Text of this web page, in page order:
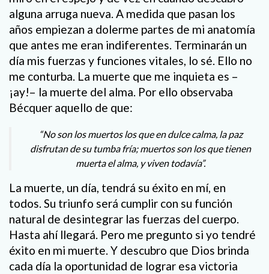
alguna arruga nueva. A medida que pasan los
años empiezan a dolerme partes de mi anatomía
que antes me eran indiferentes. Terminarán un
día mis fuerzas y funciones vitales, lo sé. Ello no
me conturba. La muerte que me inquieta es –
¡ay!– la muerte del alma. Por ello observaba
Bécquer aquello de que:
“No son los muertos los que en dulce calma, la paz
disfrutan de su tumba fría; muertos son los que tienen
muerta el alma, y viven todavía”.
La muerte, un día, tendrá su éxito en mí, en
todos. Su triunfo será cumplir con su función
natural de desintegrar las fuerzas del cuerpo.
Hasta ahí llegará. Pero me pregunto si yo tendré
éxito en mi muerte. Y descubro que Dios brinda
cada día la oportunidad de lograr esa victoria